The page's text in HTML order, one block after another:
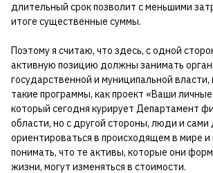
длительный срок позволит с меньшими
итоге существенные суммы.
Поэтому я считаю, что здесь, с одной
активную позицию должны занимать
государственной и муниципальной
такие программы, как проект «Ваши
который сегодня курирует Департамент
области, но с другой стороны, люди и
ориентироваться в происходящем в мире и
понимать, что те активы, которые они
жизни, могут изменяться в стоимости.